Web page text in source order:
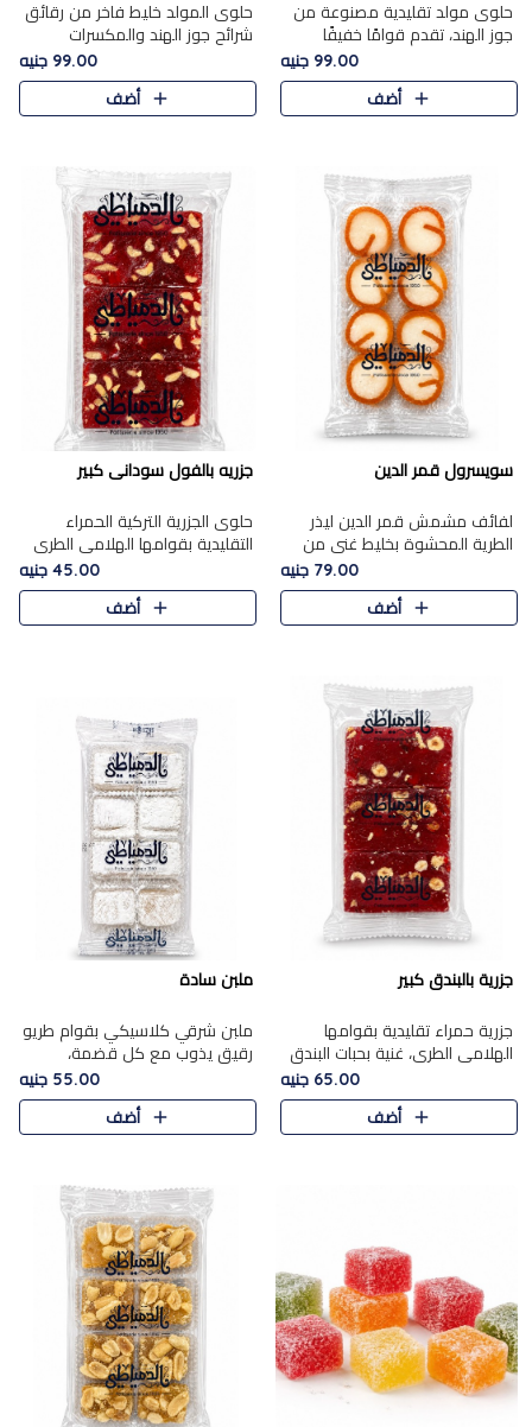
حلوى مولد تقليدية مصنوعة من
جوز الهند، تقدم قوامًا خفيفًا
ونكهة شرقية أصيلة تجسد روح
الـموسم الأعياد.
99.00 جنيه
أضف
حلوى المولد خليط فاخر من رقائق
شرائح جوز الهند والمكسرات
المحمصة، متماسك بشراب حلاوة
الكراميل الخفيفة ليمنحك قرمشة
غنية ومذاقًا شرقيًا أصيلً..
99.00 جنيه
أضف
سويسرول قمر الدين
لفائف مشمش قمر الدين ليذر
الطرية المحشوة بخليط غني من
جوز الهند الأبيض والمكسرات
الفاخرة، يقدم المذاق الحلو
الطبيعي لقمر الدين و تجمع بين
79.00 جنيه
أضف
جزريه بالفول سودانى كبير
حلوى الجزرية التركية الحمراء
التقليدية بقوامها الهلامي الطري
ولونها الأحمر المميز، محشوة
بسخاء بالفول السوداني المحمص
لتمنحك توازنًا رائعًا ..
45.00 جنيه
أضف
جزرية بالبندق كبير
جزرية حمراء تقليدية بقوامها
الهلامي الطري، غنية بحبات البندق
الفاخرة التي تضيف قرمشة راقية
إلى قوامها الناعم، لتقدم مزيجًا
متوازنًا من النكه..
65.00 جنيه
أضف
ملبن سادة
ملبن شرقي كلاسيكي بقوام طريو
رقيق يذوب مع كل قضمة،
مغطى بطبقة ناعمة من السكر
البودرة ليقدم المذاق الأصيل الذي
ارتبط بحلويات المولد التقليدي..
55.00 جنيه
أضف